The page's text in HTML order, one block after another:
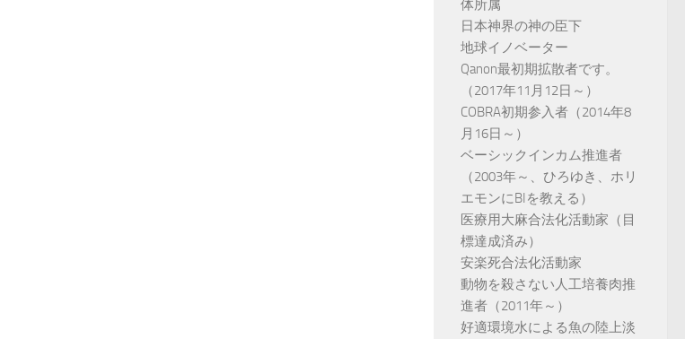
体所属
日本神界の神の臣下
地球イノベーター
Qanon最初期拡散者です。
（2017年11月12日～）
COBRA初期参入者（2014年8
月16日～）
ベーシックインカム推進者
（2003年～、ひろゆき、ホリ
エモンにBIを教える）
医療用大麻合法化活動家（目
標達成済み）
安楽死合法化活動家
動物を殺さない人工培養肉推
進者（2011年～）
好適環境水による魚の陸上淡